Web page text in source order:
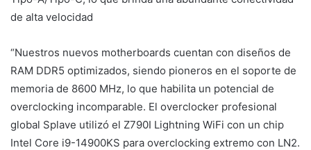
de alta velocidad
“Nuestros nuevos motherboards cuentan con diseños de
RAM DDR5 optimizados, siendo pioneros en el soporte de
memoria de 8600 MHz, lo que habilita un potencial de
overclocking incomparable. El overclocker profesional
global Splave utilizó el Z790I Lightning WiFi con un chip
Intel Core i9-14900KS para overclocking extremo con LN2.